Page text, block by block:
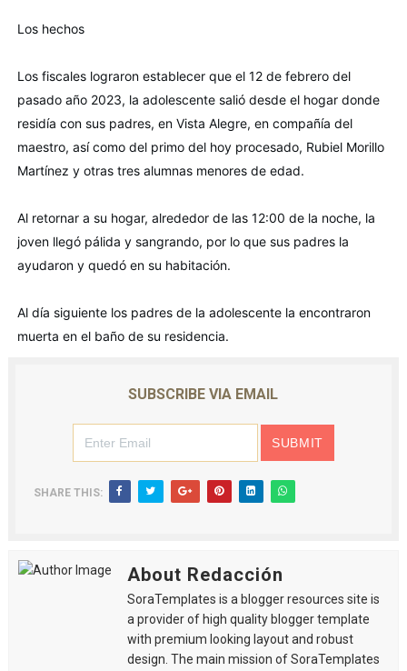
Los hechos
Los fiscales lograron establecer que el 12 de febrero del
pasado año 2023, la adolescente salió desde el hogar donde
residía con sus padres, en Vista Alegre, en compañía del
maestro, así como del primo del hoy procesado, Rubiel Morillo
Martínez y otras tres alumnas menores de edad.
Al retornar a su hogar, alrededor de las 12:00 de la noche, la
joven llegó pálida y sangrando, por lo que sus padres la
ayudaron y quedó en su habitación.
Al día siguiente los padres de la adolescente la encontraron
muerta en el baño de su residencia.
SUBSCRIBE VIA EMAIL
SHARE THIS:
About Redacción
SoraTemplates is a blogger resources site is
a provider of high quality blogger template
with premium looking layout and robust
design. The main mission of SoraTemplates